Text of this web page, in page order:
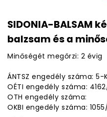
SIDONIA-BALSAM
balzsam és a
Minőségét megőrzi: 2 évig
ÁNTSZ engedély száma: 5-
OÉTI engedély száma:
OTH engedély száma:
OKBI engedély száma: